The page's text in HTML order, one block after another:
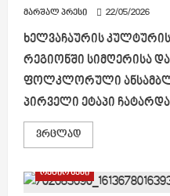
მარშალ პრესი 22/05/2026
ხელვაჩაურის
რეგიონში სიმღერისა და
ფოლკლორული
პირველი ეტაპი
ვრცლადRead
more
კულტურის
ცენტრში,
რეგიონები